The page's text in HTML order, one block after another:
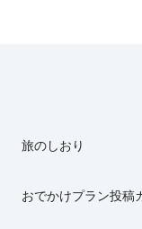
旅のしおり
おでかけプラン投稿